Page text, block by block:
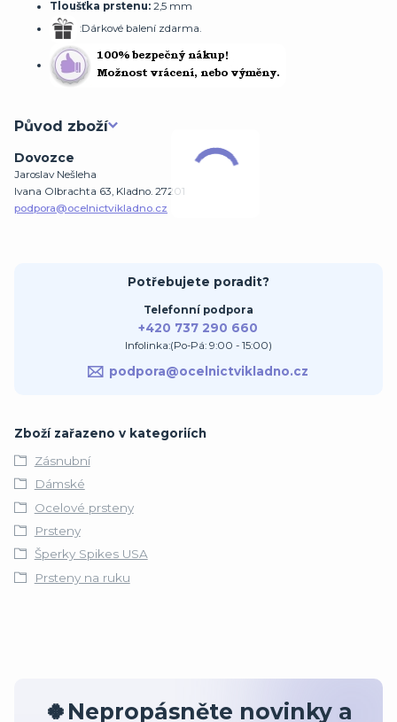
Tloušťka prstenu: 2,5 mm
:Dárkové balení zdarma.
Původ zboží
Dovozce
Jaroslav Nešleha
Ivana Olbrachta 63, Kladno. 27201
podpora@ocelnictvikladno.cz
Potřebujete poradit?
Telefonní podpora
+420 737 290 660
Infolinka:(Po-Pá: 9:00 - 15:00)
podpora@ocelnictvikladno.cz
Zboží zařazeno v kategoriích
Zásnubní
Dámské
Ocelové prsteny
Prsteny
Šperky Spikes USA
Prsteny na ruku
🍀Nepropásněte novinky a